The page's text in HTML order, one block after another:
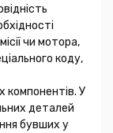
чи мотора,
коду,
компонентів. У
деталей
бувших у